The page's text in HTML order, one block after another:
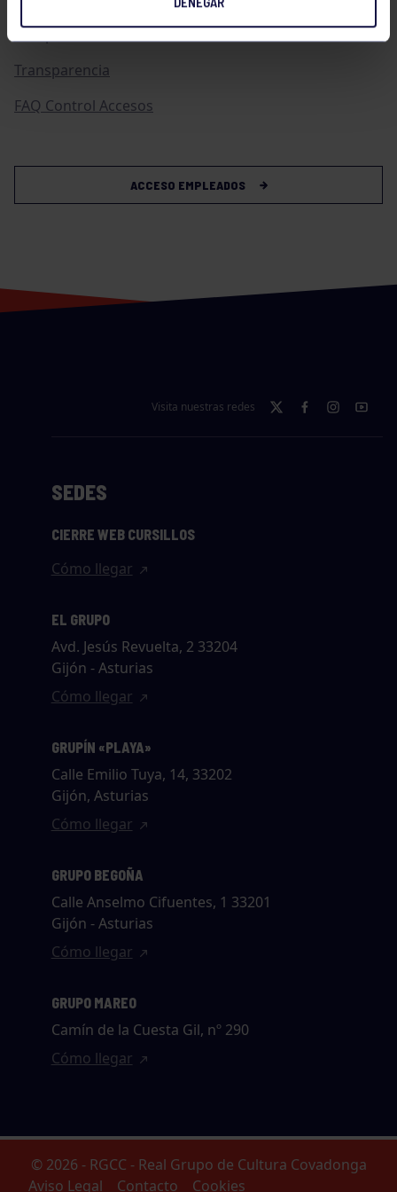
Compras
Transparencia
FAQ Control Accesos
ACCESO EMPLEADOS
Visita nuestras redes
SEDES
CIERRE WEB CURSILLOS
Cómo llegar
EL GRUPO
Avd. Jesús Revuelta, 2 33204
Gijón - Asturias
Cómo llegar
GRUPÍN «PLAYA»
Calle Emilio Tuya, 14, 33202
Gijón, Asturias
Cómo llegar
GRUPO BEGOÑA
Calle Anselmo Cifuentes, 1 33201
Gijón - Asturias
Cómo llegar
GRUPO MAREO
Camín de la Cuesta Gil, nº 290
Cómo llegar
© 2026 - RGCC - Real Grupo de Cultura Covadonga
Aviso Legal
Contacto Cookies